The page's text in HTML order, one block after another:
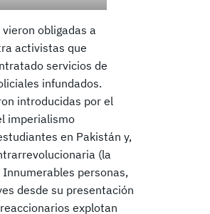
obligadas a
activistas que
servicios de
infundados.
introducidas por el
imperialismo
en Pakistán y,
(la
personas,
desde su presentación
explotan